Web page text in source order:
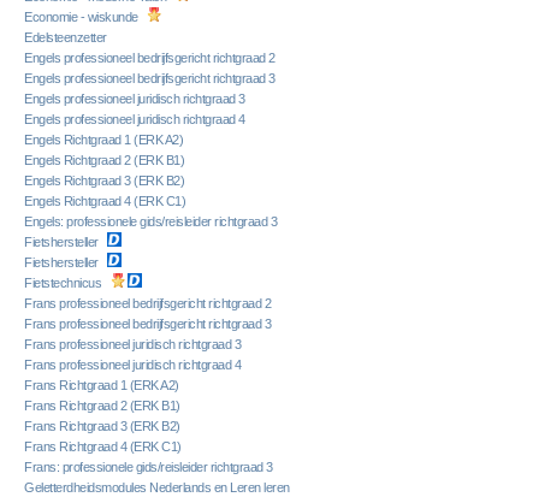
Economie - wiskunde
Edelsteenzetter
Engels professioneel bedrijfsgericht richtgraad 2
Engels professioneel bedrijfsgericht richtgraad 3
Engels professioneel juridisch richtgraad 3
Engels professioneel juridisch richtgraad 4
Engels Richtgraad 1 (ERK A2)
Engels Richtgraad 2 (ERK B1)
Engels Richtgraad 3 (ERK B2)
Engels Richtgraad 4 (ERK C1)
Engels: professionele gids/reisleider richtgraad 3
Fietshersteller
Fietshersteller
Fietstechnicus
Frans professioneel bedrijfsgericht richtgraad 2
Frans professioneel bedrijfsgericht richtgraad 3
Frans professioneel juridisch richtgraad 3
Frans professioneel juridisch richtgraad 4
Frans Richtgraad 1 (ERK A2)
Frans Richtgraad 2 (ERK B1)
Frans Richtgraad 3 (ERK B2)
Frans Richtgraad 4 (ERK C1)
Frans: professionele gids/reisleider richtgraad 3
Geletterdheidsmodules Nederlands en Leren leren